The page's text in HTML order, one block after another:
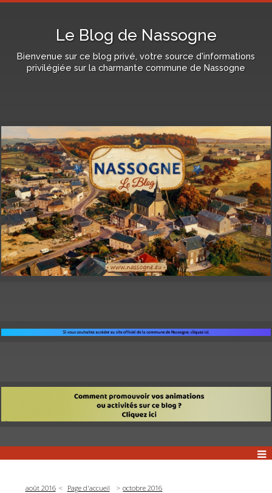
Le Blog de Nassogne
Bienvenue sur ce blog privé, votre source d'informations
privilégiée sur la charmante commune de Nassogne
août 2016 Page d'accueil octobre 2016